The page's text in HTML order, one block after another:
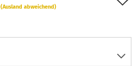
(Ausland abweichend)